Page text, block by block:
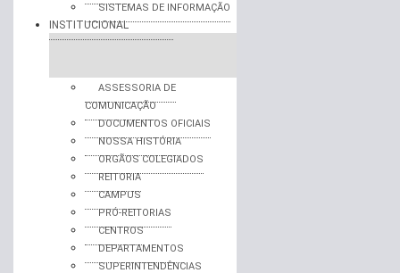
SISTEMAS DE INFORMAÇÃO
INSTITUCIONAL
ASSESSORIA DE
COMUNICAÇÃO
DOCUMENTOS OFICIAIS
NOSSA HISTÓRIA
ORGÃOS COLEGIADOS
REITORIA
CAMPUS
PRÓ-REITORIAS
CENTROS
DEPARTAMENTOS
SUPERINTENDÊNCIAS